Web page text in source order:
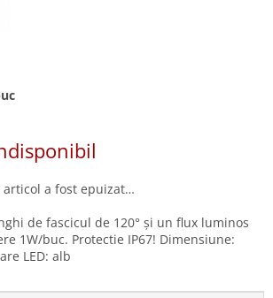
a fost epuizat…
de fascicul de 120° și un flux luminos
1W/buc. Protectie IP67! Dimensiune:
LED: alb